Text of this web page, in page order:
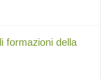
formazioni della